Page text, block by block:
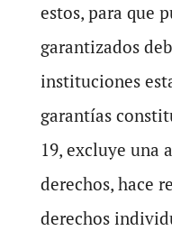
estos, para que
garantizados
instituciones
garantías
19, excluye una
derechos, hace
derechos